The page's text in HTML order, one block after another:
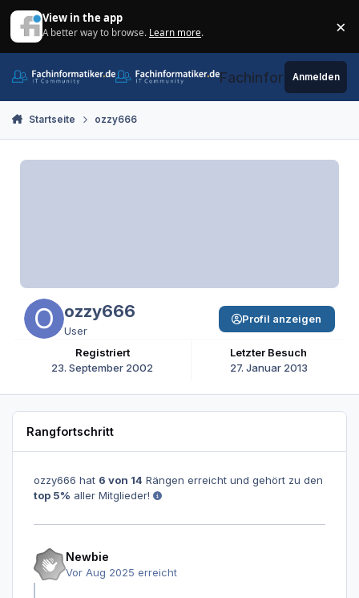
View in the app
A better way to browse. Learn more. ×
Fachinformatiker.de
Anmelden
Startseite ozzy666
ozzy666
User
Registriert
23. September 2002
Letzter Besuch
27. Januar 2013
Profil anzeigen
Rangfortschritt
ozzy666 hat 6 von 14 Rängen erreicht und gehört zu den
top 5% aller Mitglieder!
Newbie
Vor Aug 2025 erreicht